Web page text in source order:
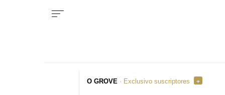
O GROVE · Exclusivo suscriptores